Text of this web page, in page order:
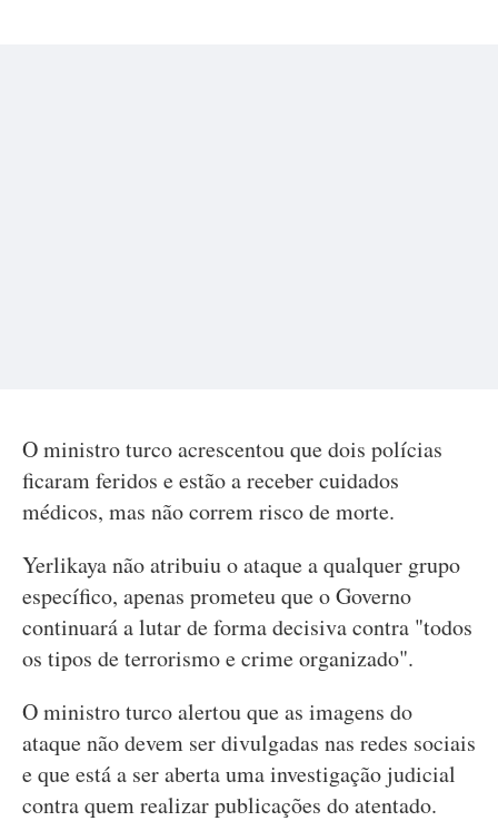
O ministro turco acrescentou que dois polícias
ficaram feridos e estão a receber cuidados
médicos, mas não correm risco de morte.
Yerlikaya não atribuiu o ataque a qualquer grupo
específico, apenas prometeu que o Governo
continuará a lutar de forma decisiva contra "todos
os tipos de terrorismo e crime organizado".
O ministro turco alertou que as imagens do
ataque não devem ser divulgadas nas redes sociais
e que está a ser aberta uma investigação judicial
contra quem realizar publicações do atentado.